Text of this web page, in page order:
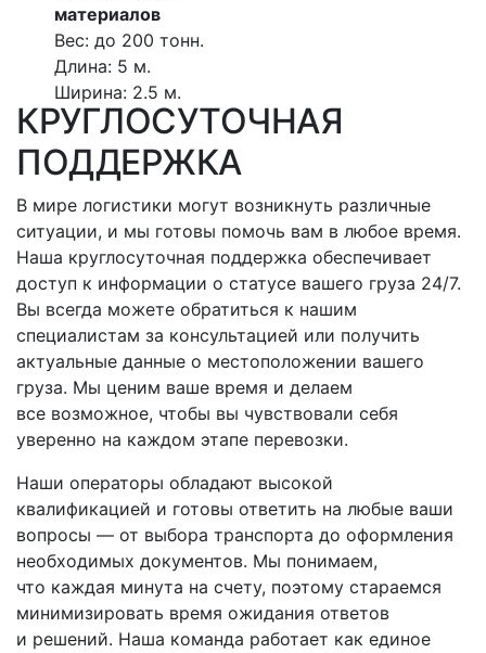
материалов
Вес: до 200 тонн.
Длина: 5 м.
Ширина: 2.5 м.
КРУГЛОСУТОЧНАЯ
ПОДДЕРЖКА
В мире логистики могут возникнуть различные
ситуации, и мы готовы помочь вам в любое время.
Наша круглосуточная поддержка обеспечивает
доступ к информации о статусе вашего груза 24/7.
Вы всегда можете обратиться к нашим
специалистам за консультацией или получить
актуальные данные о местоположении вашего
груза. Мы ценим ваше время и делаем
все возможное, чтобы вы чувствовали себя
уверенно на каждом этапе перевозки.
Наши операторы обладают высокой
квалификацией и готовы ответить на любые ваши
вопросы — от выбора транспорта до оформления
необходимых документов. Мы понимаем,
что каждая минута на счету, поэтому стараемся
минимизировать время ожидания ответов
и решений. Наша команда работает как единое